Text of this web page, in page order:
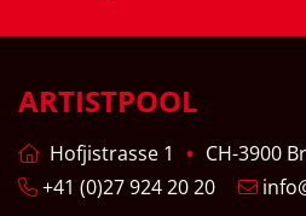
ARTISTPOOL
Hofjistrasse 1
CH-3900
+41 (0)27 924 20 20